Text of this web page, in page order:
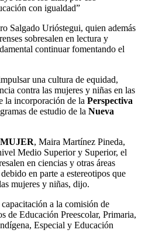
con igualdad”
Salgado Urióstegui, quien además
sobresalen en lectura y
continuar fomentando el
una cultura de equidad,
contra las mujeres y niñas en las
la incorporación de la Perspectiva
de estudio de la Nueva
, Maira Martínez Pineda,
Medio Superior y Superior, el
en ciencias y otras áreas
en parte a estereotipos que
mujeres y niñas, dijo.
a la comisión de
de Educación Preescolar, Primaria,
Especial y Educación